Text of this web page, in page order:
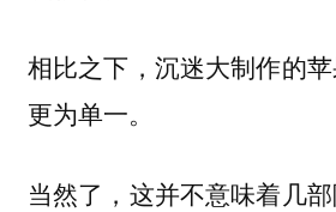
相比之下，沉迷大制作的
更为单一。
当然了，这并不意味着几